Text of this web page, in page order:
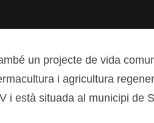
un projecte de vida
i agricultura
i està situada al municipi de